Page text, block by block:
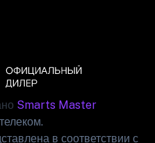
Smarts Master
в соответствии с